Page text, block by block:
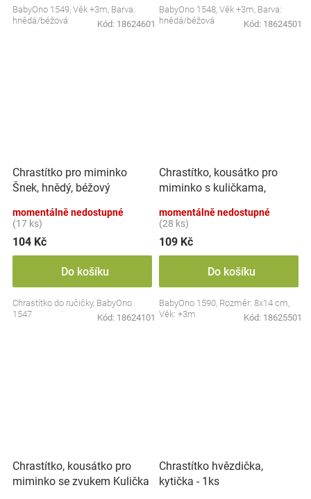
BabyOno 1549, Věk +3m, Barva:
hnědá/béžová
Kód: 18624601
BabyOno 1548, Věk +3m, Barva:
hnědá/béžová
Kód: 18624501
Chrastítko pro miminko
Šnek, hnědý, béžový
momentálně nedostupné
(17 ks)
104 Kč
Do košíku
Chrastítko do ručičky, BabyOno
1547
Kód: 18624101
Chrastítko, kousátko pro
miminko s kuličkama,
momentálně nedostupné
(28 ks)
109 Kč
Do košíku
BabyOno 1590, Rozměr: 8x14 cm,
Věk: +3m
Kód: 18625501
Chrastítko, kousátko pro
miminko se zvukem Kulička
Chrastítko hvězdička,
kytička - 1ks